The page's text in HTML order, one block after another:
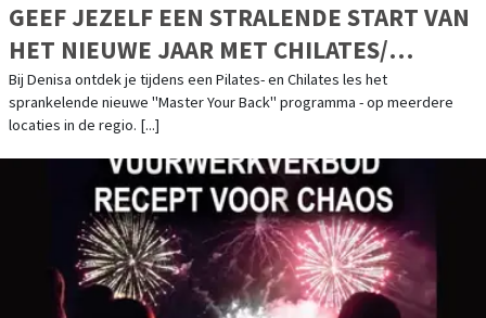
GEEF JEZELF EEN STRALENDE START VAN
HET NIEUWE JAAR MET CHILATES/
PILATES BY DENISA - "MASTER YOUR
BACK"
Bij Denisa ontdek je tijdens een Pilates- en Chilates les het
sprankelende nieuwe "Master Your Back" programma - op meerdere
locaties in de regio. [...]